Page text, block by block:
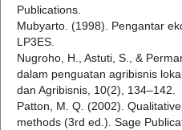
Publications.
Mubyarto. (1998). Pengantar
LP3ES.
Nugroho, H., Astuti, S., &
dalam penguatan agribisnis
dan Agribisnis, 10(2), 134–142.
Patton, M. Q. (2002).
methods (3rd ed.). Sage